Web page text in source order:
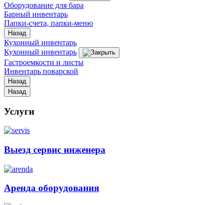
Оборудование для бара
Барный инвентарь
Папки-счета, папки-меню
Назад
Кухонный инвентарь
Кухонный инвентарь
Гастроемкости и листы
Инвентарь поварской
Назад
Назад
Услуги
Выезд сервис инженера
Аренда оборудования